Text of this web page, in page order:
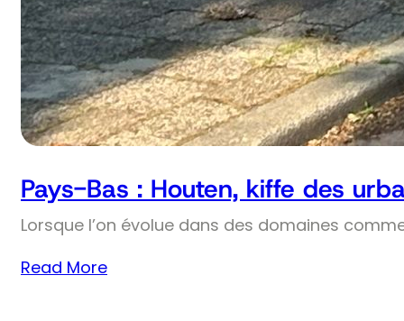
Pays-Bas : Houten, kiffe des
Lorsque l’on évolue dans des domaines
Read More